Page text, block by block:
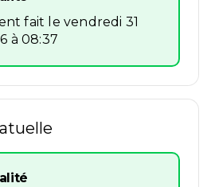
fait le vendredi 31
à 08:37